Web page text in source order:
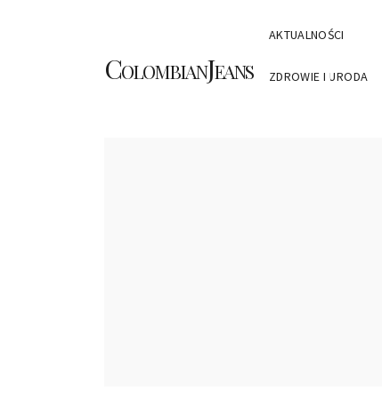
ColombianJeans
AKTUALNOŚCI
ZDROWIE I URODA